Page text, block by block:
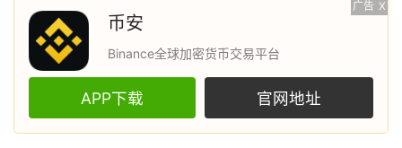
广告 X
币安
Binance全球加密货币交易平台
APP下载 官网地址